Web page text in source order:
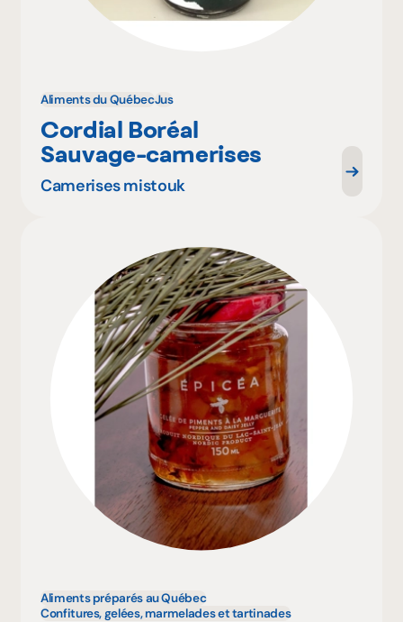
Aliments du QuébecJus
Cordial Boréal
Sauvage-camerises
Camerises mistouk
Aliments préparés au Québec
Confitures, gelées, marmelades et tartinades